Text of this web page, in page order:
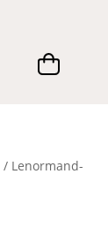
/ Lenormand-